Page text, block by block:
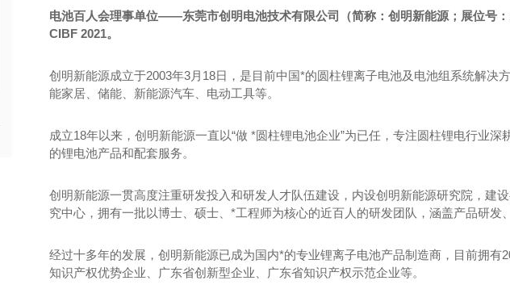
电池百人会理事单位——东莞市创明电池技术有限公司（简称：创明新能源；展位号
CIBF 2021。
创明新能源成立于2003年3月18日，是目前中国*的圆柱锂离子电池及电池组系统解决
能家居、储能、新能源汽车、电动工具等。
成立18年以来，创明新能源一直以“做 *圆柱锂电池企业”为已任，专注圆柱锂电行业深
的锂电池产品和配套服务。
创明新能源一贯高度注重研发投入和研发人才队伍建设，内设创明新能源研究院，建
究中心，拥有一批以博士、硕士、*工程师为核心的近百人的研发团队，涵盖产品研发
经过十多年的发展，创明新能源已成为国内*的专业锂离子电池产品制造商，目前拥有
知识产权优势企业、广东省创新型企业、广东省知识产权示范企业等。